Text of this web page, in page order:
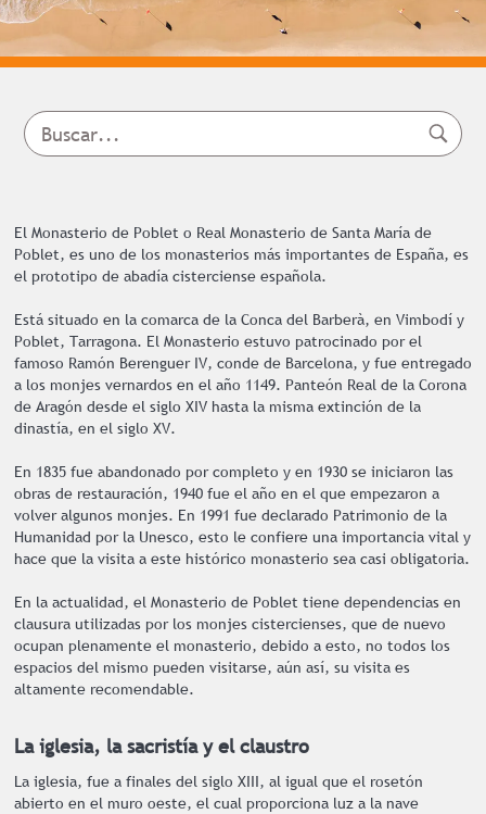
El Monasterio de Poblet o Real Monasterio de Santa María de
Poblet, es uno de los monasterios más importantes de España, es
el prototipo de abadía cisterciense española.
Está situado en la comarca de la Conca del Barberà, en Vimbodí y
Poblet, Tarragona. El Monasterio estuvo patrocinado por el
famoso Ramón Berenguer IV, conde de Barcelona, y fue entregado
a los monjes vernardos en el año 1149. Panteón Real de la Corona
de Aragón desde el siglo XIV hasta la misma extinción de la
dinastía, en el siglo XV.
En 1835 fue abandonado por completo y en 1930 se iniciaron las
obras de restauración, 1940 fue el año en el que empezaron a
volver algunos monjes. En 1991 fue declarado Patrimonio de la
Humanidad por la Unesco, esto le confiere una importancia vital y
hace que la visita a este histórico monasterio sea casi obligatoria.
En la actualidad, el Monasterio de Poblet tiene dependencias en
clausura utilizadas por los monjes cistercienses, que de nuevo
ocupan plenamente el monasterio, debido a esto, no todos los
espacios del mismo pueden visitarse, aún así, su visita es
altamente recomendable.
La iglesia, la sacristía y el claustro
La iglesia, fue a finales del siglo XIII, al igual que el rosetón
abierto en el muro oeste, el cual proporciona luz a la nave